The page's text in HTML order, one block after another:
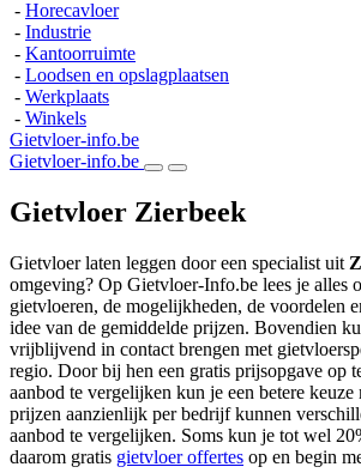
- Horecavloer
- Industrie
- Kantoorruimte
- Loodsen en opslagplaatsen
- Werkplaats
- Winkels
Gietvloer-info.be
Gietvloer-info.be
Gietvloer Zierbeek
Gietvloer laten leggen door een specialist uit
omgeving? Op Gietvloer-Info.be lees je alles
gietvloeren, de mogelijkheden, de voordelen
idee van de gemiddelde prijzen. Bovendien
vrijblijvend in contact brengen met
regio. Door bij hen een gratis prijsopgave op
aanbod te vergelijken kun je een betere keuze
prijzen aanzienlijk per bedrijf kunnen
aanbod te vergelijken. Soms kun je tot wel
daarom gratis gietvloer offertes op en begin